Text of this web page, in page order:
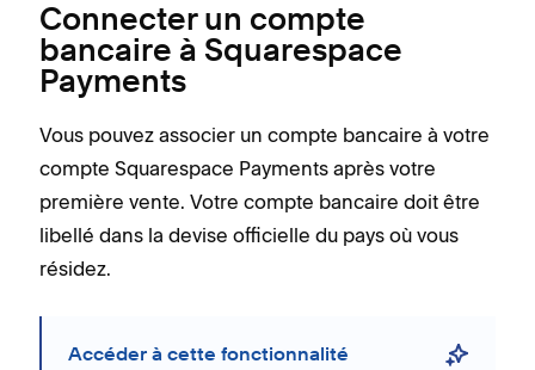
Connecter un compte
bancaire à Squarespace
Payments
Vous pouvez associer un compte bancaire à votre
compte Squarespace Payments après votre
première vente. Votre compte bancaire doit être
libellé dans la devise officielle du pays où vous
résidez.
Accéder à cette fonctionnalité